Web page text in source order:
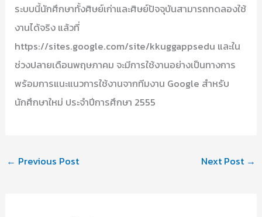
ระบบนี้นักศึกษาทั้งศิษย์เก่าและศิษย์ปัจจุบันสามารถทดลองใช้
งานได้จริง แล้วที่
https://sites.google.com/site/kkuggappsedu และใน
ช่วงปลายเดือนพฤษภาคม จะมีการใช้งานอย่างเป็นทางการ
พร้อมการแนะแนวการใช้งานจากทีมงาน Google สำหรับ
นักศึกษาใหม่ ประจำปีการศึกษา 2555
← Previous Post Next Post →